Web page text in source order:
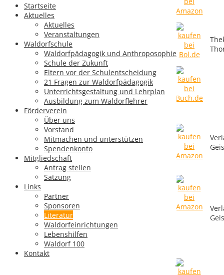
Startseite
Aktuelles
Aktuelles
Veranstaltungen
Waldorfschule
Waldorfpädagogik und Anthroposophie
Schule der Zukunft
Eltern vor der Schulentscheidung
21 Fragen zur Waldorfpädagogik
Unterrichtsgestaltung und Lehrplan
Ausbildung zum Waldorflehrer
Förderverein
Über uns
Vorstand
Mitmachen und unterstützen
Spendenkonto
Mitgliedschaft
Antrag stellen
Satzung
Links
Partner
Sponsoren
Literatur
Waldorfeinrichtungen
Lebenshilfen
Waldorf 100
Kontakt
Waldorfschule
Probelesen bei Amazon
Anthroposophie für
die Waldorfschule
Grundlagen kindlicher